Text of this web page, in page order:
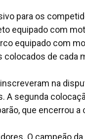
para os
equipado com
equipado com
de cada
na
A segunda
que encerrou
O campeão